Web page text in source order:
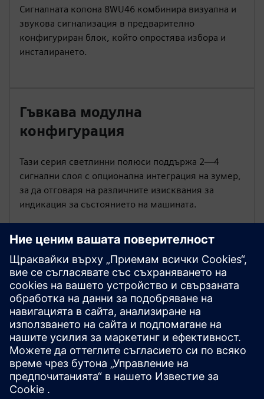
Сигналната колона 8WU46 комбинира визуална и
звукова сигнализация в предварително
конфигуриран блок, който опростява избора и
инсталирането.
Гъвкава модулна
конфигурация
Тази серия светлинни полюси поддържа 2—4
сигнални слоя с опционална интеграция на зумер,
за да отговаря на различните изисквания за
индикация за състоянието на машината.
Устойчива LED сигнална
технология
Винаги включената LED сигнализация с
експлоатационен живот до 50 000 часа поддържа
дългосрочна производителност и намалена
поддръжка.